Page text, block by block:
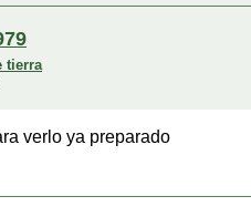
tierra
verlo ya preparado